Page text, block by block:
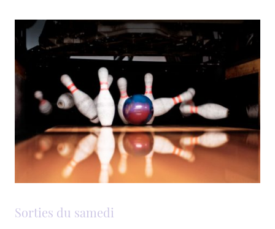
Sorties du samedi